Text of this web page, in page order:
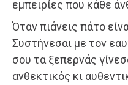
εμπειρίες που κάθε
Όταν πιάνεις πάτο
Συστήνεσαι με τον
σου τα ξεπερνάς
ανθεκτικός κι